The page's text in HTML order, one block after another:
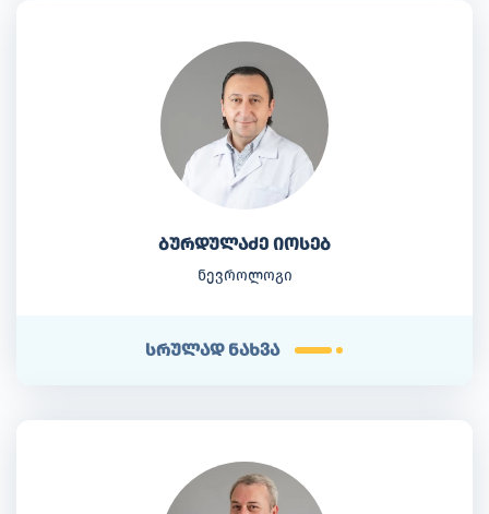
ბურდულაძე იოსებ
ნევროლოგი
სრულად ნახვა